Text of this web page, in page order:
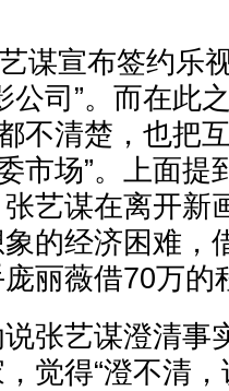
宣布签约乐
公司”。而在此
不清楚，也把
市场”。上面
艺谋在离开新
的经济困难，
丽薇借70万的
艺谋澄清事
觉得“澄不清